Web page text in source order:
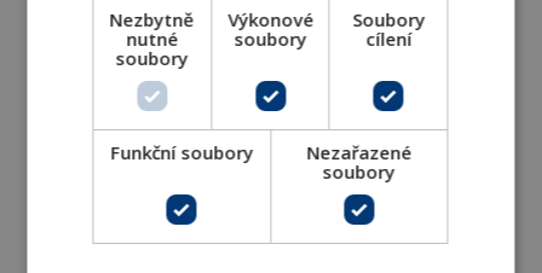
Nezbytně
nutné
soubory
Výkonové
soubory
Soubory
cílení
Funkční soubory
Nezařazené
soubory